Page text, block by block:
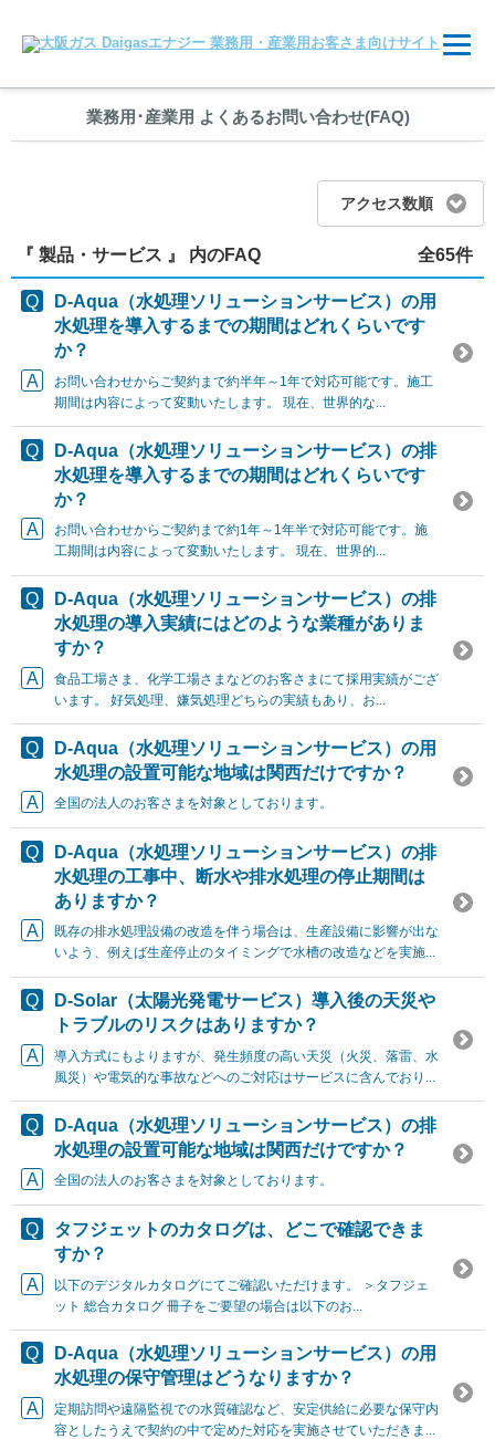
業務用 ･産業用 よくあるお問い合わせ(FAQ)
アクセス数順
『 製品・サービス 』 内のFAQ 全65件
D-Aqua（水処理ソリューションサービス）の用
水処理を導入するまでの期間はどれくらいです
か？
お問い合わせからご契約まで約半年～1年で対応可能です。施工
期間は内容によって変動いたします。 現在、世界的な...
D-Aqua（水処理ソリューションサービス）の排
水処理を導入するまでの期間はどれくらいです
か？
お問い合わせからご契約まで約1年～1年半で対応可能です。施
工期間は内容によって変動いたします。 現在、世界的...
D-Aqua（水処理ソリューションサービス）の排
水処理の導入実績にはどのような業種がありま
すか？
食品工場さま、化学工場さまなどのお客さまにて採用実績がござ
います。 好気処理、嫌気処理どちらの実績もあり、お...
D-Aqua（水処理ソリューションサービス）の用
水処理の設置可能な地域は関西だけですか？
全国の法人のお客さまを対象としております。
D-Aqua（水処理ソリューションサービス）の排
水処理の工事中、断水や排水処理の停止期間は
ありますか？
既存の排水処理設備の改造を伴う場合は、生産設備に影響が出な
いよう、例えば生産停止のタイミングで水槽の改造などを実施...
D-Solar（太陽光発電サービス）導入後の天災や
トラブルのリスクはありますか？
導入方式にもよりますが、発生頻度の高い天災（火災、落雷、水
風災）や電気的な事故などへのご対応はサービスに含んでおり...
D-Aqua（水処理ソリューションサービス）の排
水処理の設置可能な地域は関西だけですか？
全国の法人のお客さまを対象としております。
タフジェットのカタログは、どこで確認できま
すか？
以下のデジタルカタログにてご確認いただけます。 ＞タフジェ
ット 総合カタログ 冊子をご要望の場合は以下のお...
D-Aqua（水処理ソリューションサービス）の用
水処理の保守管理はどうなりますか？
定期訪問や遠隔監視での水質確認など、安定供給に必要な保守内
容としたうえで契約の中で定めた対応を実施させていただきま...